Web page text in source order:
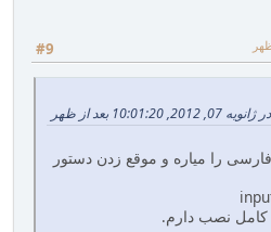
#9
بعد از ظهر
را میاره و موقع زدن دستور